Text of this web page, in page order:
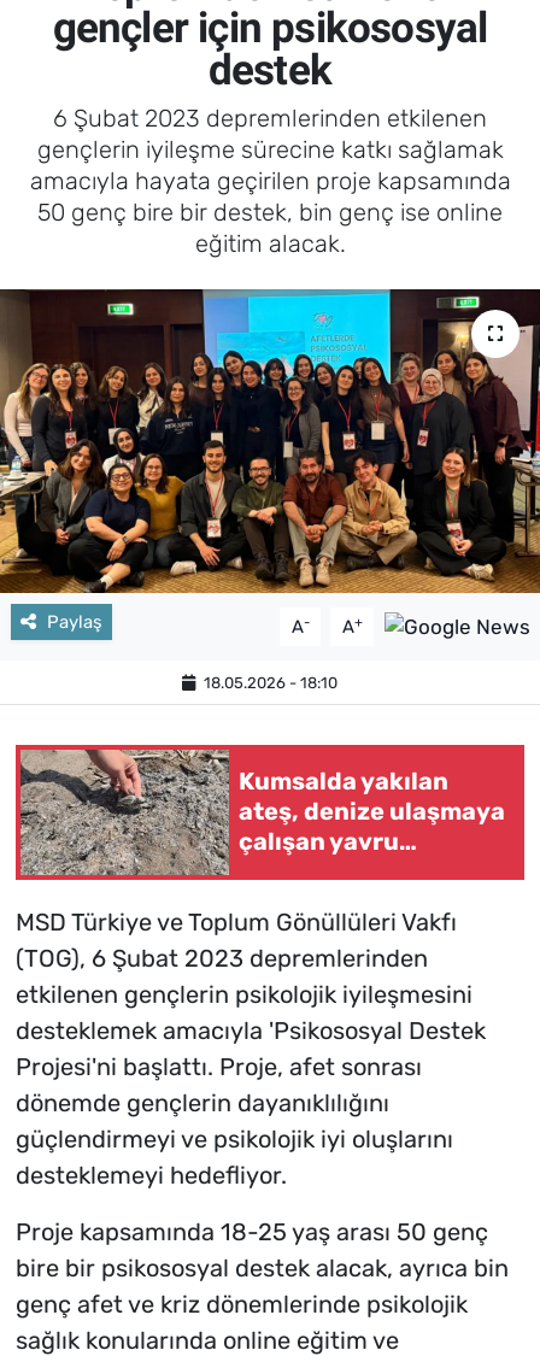
gençler için psikososyal
destek
6 Şubat 2023 depremlerinden etkilenen
gençlerin iyileşme sürecine katkı sağlamak
amacıyla hayata geçirilen proje kapsamında
50 genç bire bir destek, bin genç ise online
eğitim alacak.
Paylaş A- A+
18.05.2026 - 18:10
Kumsalda yakılan
ateş, denize ulaşmaya
çalışan yavru
MSD Türkiye ve Toplum Gönüllüleri Vakfı
(TOG), 6 Şubat 2023 depremlerinden
etkilenen gençlerin psikolojik iyileşmesini
desteklemek amacıyla 'Psikososyal Destek
Projesi'ni başlattı. Proje, afet sonrası
dönemde gençlerin dayanıklılığını
güçlendirmeyi ve psikolojik iyi oluşlarını
desteklemeyi hedefliyor.
Proje kapsamında 18-25 yaş arası 50 genç
bire bir psikososyal destek alacak, ayrıca bin
genç afet ve kriz dönemlerinde psikolojik
sağlık konularında online eğitim ve